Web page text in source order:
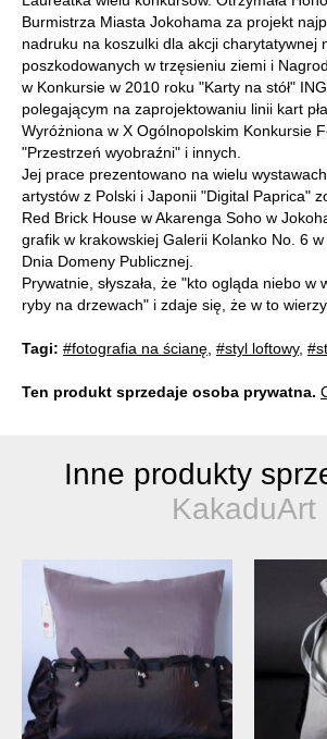
Burmistrza Miasta Jokohama za projekt
nadruku na koszulki dla akcji charytatywnej
poszkodowanych w trzęsieniu ziemi i
w Konkursie w 2010 roku "Karty na stół"
polegającym na zaprojektowaniu linii kart
Wyróżniona w X Ogólnopolskim Konkursie
"Przestrzeń wyobraźni" i innych.
Jej prace prezentowano na wielu
artystów z Polski i Japonii "Digital Paprica"
Red Brick House w Akarenga Soho w
grafik w krakowskiej Galerii Kolanko No. 6
Dnia Domeny Publicznej.
Prywatnie, słyszała, że "kto ogląda niebo w
ryby na drzewach" i zdaje się, że w to wierzy.
Tagi: #fotografia na ścianę #styl loftowy,
Ten produkt sprzedaje osoba prywatna.
Inne produkty
KakaduArt